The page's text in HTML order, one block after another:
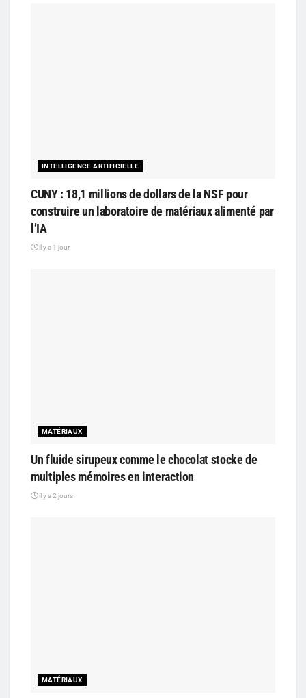
INTELLIGENCE ARTIFICIELLE
CUNY : 18,1 millions de dollars de la NSF pour
construire un laboratoire de matériaux alimenté par
l’IA
il y a 1 jour
MATÉRIAUX
Un fluide sirupeux comme le chocolat stocke de
multiples mémoires en interaction
il y a 2 jours
MATÉRIAUX